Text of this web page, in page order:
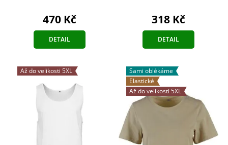
470 Kč
DETAIL
318 Kč
DETAIL
Až do velikosti 5XL
Sami oblékáme
Elastické
Až do velikosti 5XL